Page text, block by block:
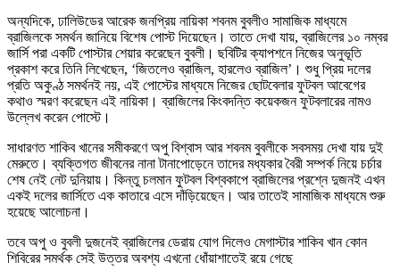
অন্যদিকে, ঢালিউডের আরেক জনপ্রিয় নায়িকা শবনম বুবলীও সামাজিক মাধ্যমে
ব্রাজিলকে সমর্থন জানিয়ে বিশেষ পোস্ট দিয়েছেন। তাতে দেখা যায়, ব্রাজিলের ১০ নম্বর
জার্সি পরা একটি পোস্টার শেয়ার করেছেন বুবলী। ছবিটির ক্যাপশনে নিজের অনুভূতি
প্রকাশ করে তিনি লিখেছেন, ‘জিতলেও ব্রাজিল, হারলেও ব্রাজিল’। শুধু প্রিয় দলের
প্রতি অকুণ্ঠ সমর্থনই নয়, এই পোস্টের মাধ্যমে নিজের ছোটবেলার ফুটবল আবেগের
কথাও স্মরণ করেছেন এই নায়িকা। ব্রাজিলের কিংবদন্তি কয়েকজন ফুটবলারের নামও
উল্লেখ করেন পোস্টে।
সাধারণত শাকিব খানের সমীকরণে অপু বিশ্বাস আর শবনম বুবলীকে সবসময় দেখা যায় দুই
মেরুতে। ব্যক্তিগত জীবনের নানা টানাপোড়েনে তাদের মধ্যকার বৈরী সম্পর্ক নিয়ে চর্চার
শেষ নেই নেট দুনিয়ায়। কিন্তু চলমান ফুটবল বিশ্বকাপে ব্রাজিলের প্রশ্নে দুজনই এখন
একই দলের জার্সিতে এক কাতারে এসে দাঁড়িয়েছেন। আর তাতেই সামাজিক মাধ্যমে শুরু
হয়েছে আলোচনা।
তবে অপু ও বুবলী দুজনেই ব্রাজিলের ডেরায় যোগ দিলেও মেগাস্টার শাকিব খান কোন
শিবিরের সমর্থক সেই উত্তর অবশ্য এখনো ধোঁয়াশাতেই রয়ে গেছে